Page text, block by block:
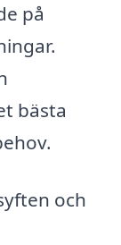
på
bästa
och